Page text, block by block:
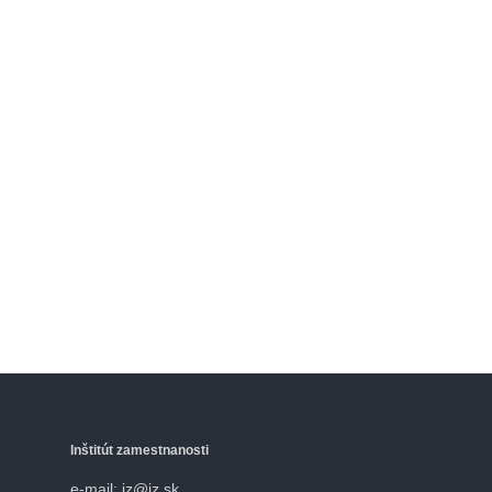
Inštitút zamestnanosti